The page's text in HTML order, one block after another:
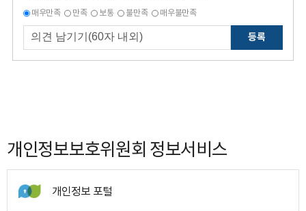
매우만족 만족 보통 불만족 매우불만족
등록
개인정보보호위원회 정보서비스
개인정보 포털